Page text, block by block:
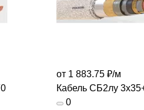
от 1 883.75 ₽/м
Кабель СБ2лу
0